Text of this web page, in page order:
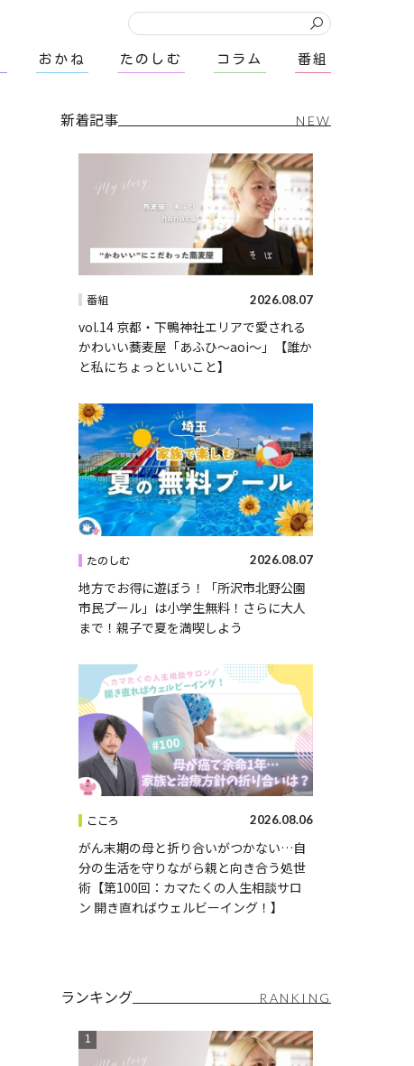
おかね たのしむ コラム 番組
新着記事 NEW
番組 2026.08.07
vol.14 京都・下鴨神社エリアで愛される
かわいい蕎麦屋「あふひ〜aoi〜」【誰か
と私にちょっといいこと】
たのしむ 2026.08.07
地方でお得に遊ぼう！「所沢市北野公園
市民プール」は小学生無料！さらに大人
まで！親子で夏を満喫しよう
こころ 2026.08.06
がん末期の母と折り合いがつかない…自
分の生活を守りながら親と向き合う処世
術【第100回：カマたくの人生相談サロ
ン 開き直ればウェルビーイング！】
ランキング RANKING